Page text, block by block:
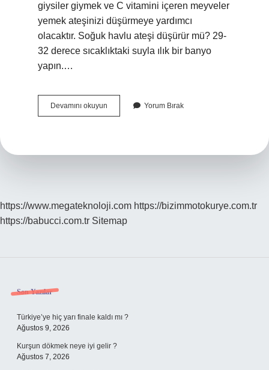
giysiler giymek ve C vitamini içeren meyveler
yemek ateşinizi düşürmeye yardımcı
olacaktır. Soğuk havlu ateşi düşürür mü? 29-
32 derece sıcaklıktaki suyla ılık bir banyo
yapın.…
Devamını okuyun
Düşürmek
Yorum Bırak
https://www.megateknoloji.com https://bizimmotokurye.com.tr
https://babucci.com.tr Sitemap
Sidebar
Son Yazılar
Türkiye’ye hiç yarı finale kaldı mı ?
Ağustos 9, 2026
Kurşun dökmek neye iyi gelir ?
Ağustos 7, 2026